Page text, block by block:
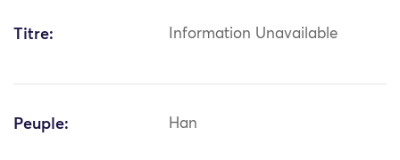
Titre: Information Unavailable
Peuple: Han